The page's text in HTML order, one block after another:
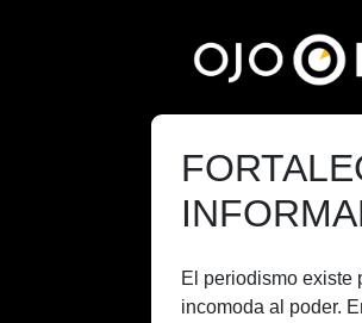
El periodismo
incomoda al poder.